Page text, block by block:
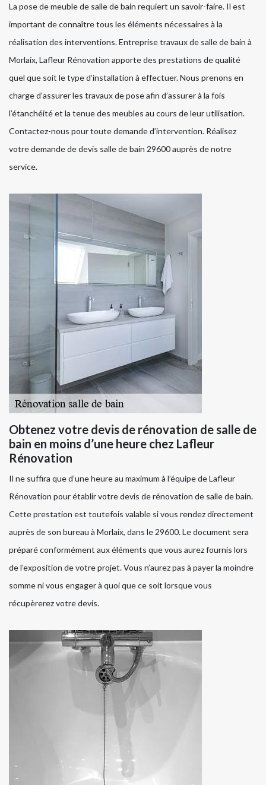
La pose de meuble de salle de bain requiert un savoir-faire. Il est
important de connaître tous les éléments nécessaires à la
réalisation des interventions. Entreprise travaux de salle de bain à
Morlaix, Lafleur Rénovation apporte des prestations de qualité
quel que soit le type d’installation à effectuer. Nous prenons en
charge d’assurer les travaux de pose afin d’assurer à la fois
l’étanchéité et la tenue des meubles au cours de leur utilisation.
Contactez-nous pour toute demande d’intervention. Réalisez
votre demande de devis salle de bain 29600 auprès de notre
service.
Obtenez votre devis de rénovation de salle de
bain en moins d’une heure chez Lafleur
Rénovation
Il ne suffira que d’une heure au maximum à l’équipe de Lafleur
Rénovation pour établir votre devis de rénovation de salle de bain.
Cette prestation est toutefois valable si vous rendez directement
auprès de son bureau à Morlaix, dans le 29600. Le document sera
préparé conformément aux éléments que vous aurez fournis lors
de l’exposition de votre projet. Vous n’aurez pas à payer la moindre
somme ni vous engager à quoi que ce soit lorsque vous
récupèrerez votre devis.